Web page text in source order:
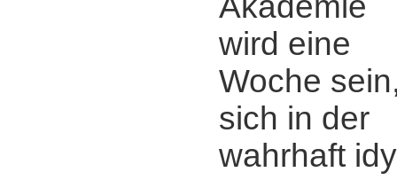
wird eine
Woche
sich in der
wahrhaft